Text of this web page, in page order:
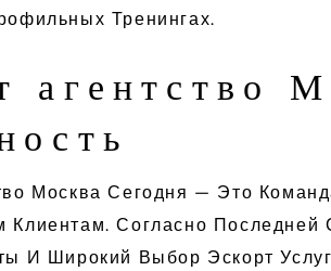
Тренингах.
агентство
Москва Сегодня — Это
Согласно Последней
И Широкий Выбор Эскорт